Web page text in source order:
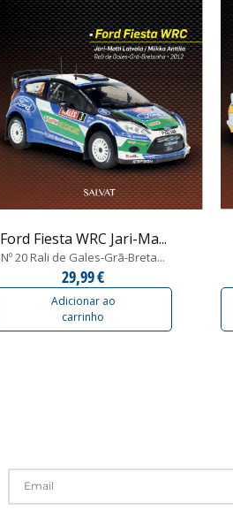
Ford Fiesta WRC Jari-Ma...
Nº 20 Rali de Gales-Grã-Breta...
29,99 €
Adicionar ao
carrinho